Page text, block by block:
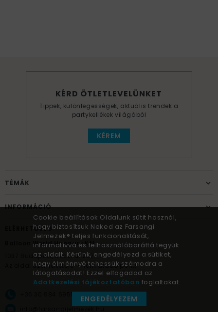
KÉRD ÖTLETLEVELÜNKET
Tippek, különlegességek, aktuális trendek a
partykellékek világából
KÉREM
TÉMÁK
INFORMÁCIÓ
ELÉRHETŐSÉG
Balloon World Hungary Kft.
Budapest, Bécsi út 267.
Az oldal üzemeltetője – nem átadó pont!
+36 30 984 6955
info@farsangijelmezek.hu
Cookie beállítások Oldalunk sütit használ,
hogy biztosítsuk Neked az Farsangi
Jelmezek® teljes funkcionalitását,
informatívvá és felhasználóbaráttá tegyük
az oldalt. Kérünk, engedélyezd a sütiket,
hogy élménnyé tehessük számodra a
látogatásodat! Ezzel elfogadod az
Adatkezelési tájékoztatóban foglaltakat.
ENGEDÉLYEZEM